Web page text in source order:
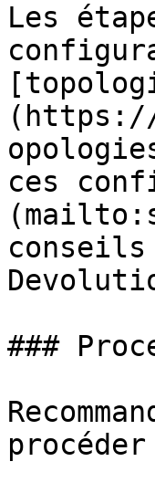
Les
ces
###